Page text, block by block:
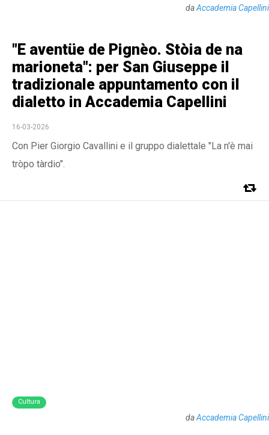
daAccademia Capellini
"E aventüe de Pignèo. Stòia de na
marioneta": per San Giuseppe il
tradizionale appuntamento con il
dialetto in Accademia Capellini
16-03-2026
Con Pier Giorgio Cavallini e il gruppo dialettale "La n'è mai
tròpo tàrdio".
Cultura
daAccademia Capellini